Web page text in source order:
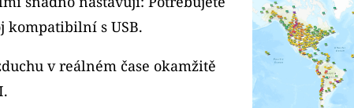
kompatibilní s USB.
v reálném čase okamžitě